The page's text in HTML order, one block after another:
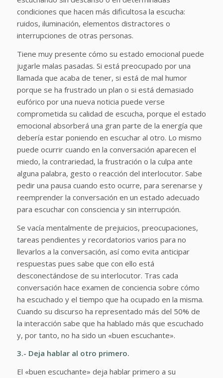
condiciones que hacen más dificultosa la escucha:
ruidos, iluminación, elementos distractores o
interrupciones de otras personas.
Tiene muy presente cómo su estado emocional puede
jugarle malas pasadas. Si está preocupado por una
llamada que acaba de tener, si está de mal humor
porque se ha frustrado un plan o si está demasiado
eufórico por una nueva noticia puede verse
comprometida su calidad de escucha, porque el estado
emocional absorberá una gran parte de la energía que
debería estar poniendo en escuchar al otro. Lo mismo
puede ocurrir cuando en la conversación aparecen el
miedo, la contrariedad, la frustración o la culpa ante
alguna palabra, gesto o reacción del interlocutor. Sabe
pedir una pausa cuando esto ocurre, para serenarse y
reemprender la conversación en un estado adecuado
para escuchar con consciencia y sin interrupción.
Se vacía mentalmente de prejuicios, preocupaciones,
tareas pendientes y recordatorios varios para no
llevarlos a la conversación, así como evita anticipar
respuestas pues sabe que con ello está
desconectándose de su interlocutor. Tras cada
conversación hace examen de conciencia sobre cómo
ha escuchado y el tiempo que ha ocupado en la misma.
Cuando su discurso ha representado más del 50% de
la interacción sabe que ha hablado más que escuchado
y, por tanto, no ha sido un «buen escuchante».
3.- Deja hablar al otro primero.
El «buen escuchante» deja hablar primero a su